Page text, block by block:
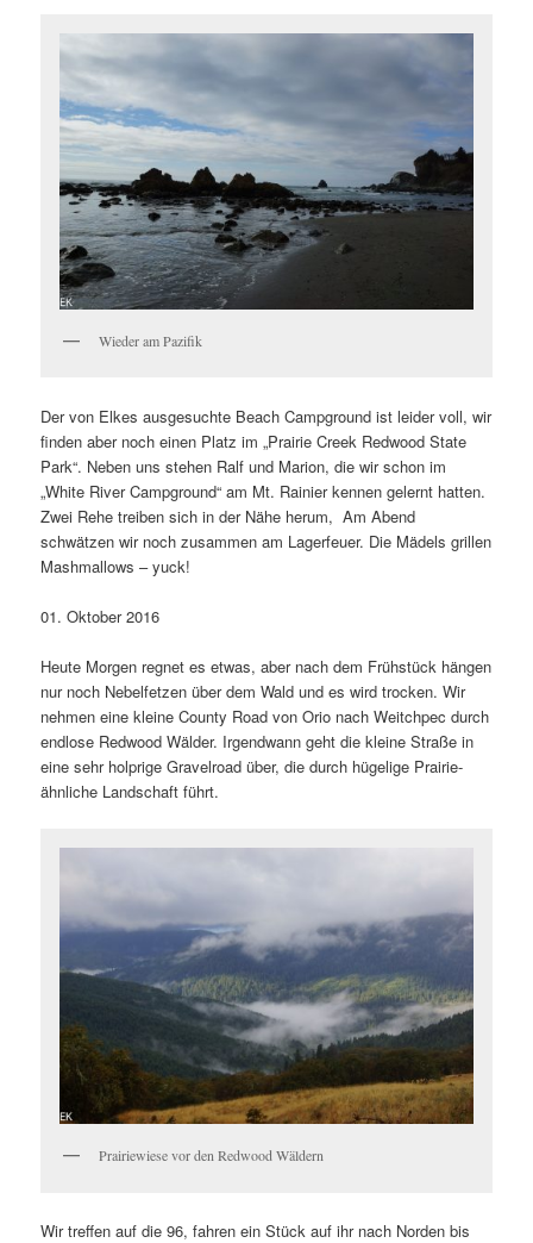
Wieder am Pazifik
Der von Elkes ausgesuchte Beach Campground ist leider voll, wir
finden aber noch einen Platz im „Prairie Creek Redwood State
Park“. Neben uns stehen Ralf und Marion, die wir schon im
„White River Campground“ am Mt. Rainier kennen gelernt hatten.
Zwei Rehe treiben sich in der Nähe herum, Am Abend
schwätzen wir noch zusammen am Lagerfeuer. Die Mädels grillen
Mashmallows – yuck!
01. Oktober 2016
Heute Morgen regnet es etwas, aber nach dem Frühstück hängen
nur noch Nebelfetzen über dem Wald und es wird trocken. Wir
nehmen eine kleine County Road von Orio nach Weitchpec durch
endlose Redwood Wälder. Irgendwann geht die kleine Straße in
eine sehr holprige Gravelroad über, die durch hügelige Prairie-
ähnliche Landschaft führt.
Prairiewiese vor den Redwood Wäldern
Wir treffen auf die 96, fahren ein Stück auf ihr nach Norden bis